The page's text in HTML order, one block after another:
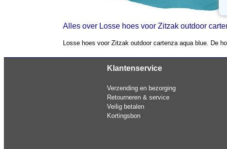
Alles over Losse hoes voor Zitzak outdoor
Losse hoes voor Zitzak outdoor cartenza aqua blue. De
Klantenservice
Verzending en bezorging
Retourneren & service
Veilig betalen
Kortingsbon